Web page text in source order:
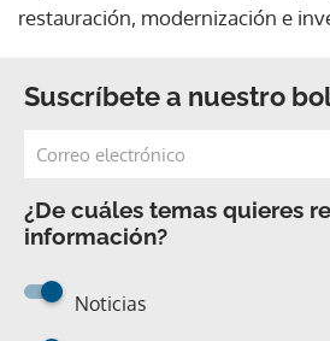
restauración, modernización e
Suscríbete a nuestro
¿De cuáles temas quieres
información?
Noticias